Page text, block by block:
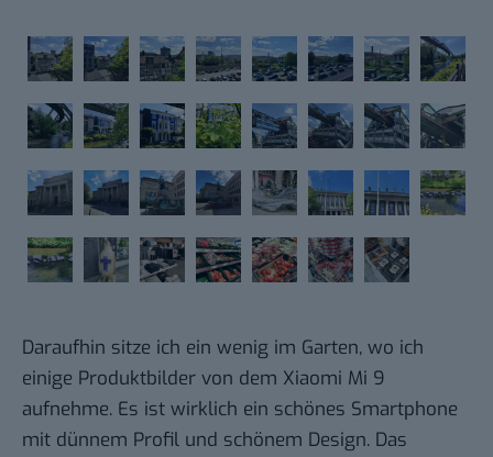
Daraufhin sitze ich ein wenig im Garten, wo ich
einige Produktbilder von dem Xiaomi Mi 9
aufnehme. Es ist wirklich ein schönes Smartphone
mit dünnem Profil und schönem Design. Das